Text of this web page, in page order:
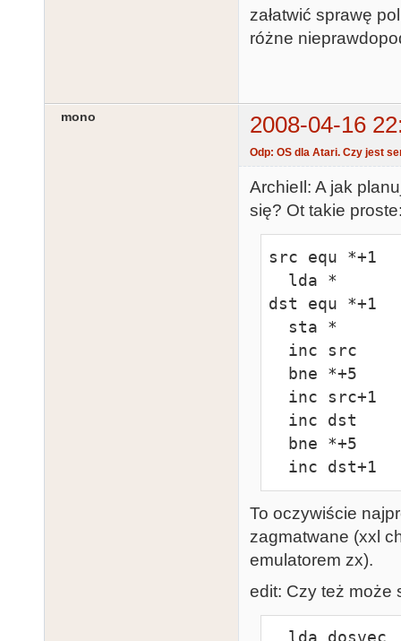
załatwić sprawę
różne
mono 2008-04-16
Odp: OS dla Atari. Czy jest
ArchieIl: A jak
się? Ot takie
src equ *+1
dst equ *+1
  inc dst+1
To oczywiście
zagmatwane (xxl
emulatorem zx).
edit: Czy też może